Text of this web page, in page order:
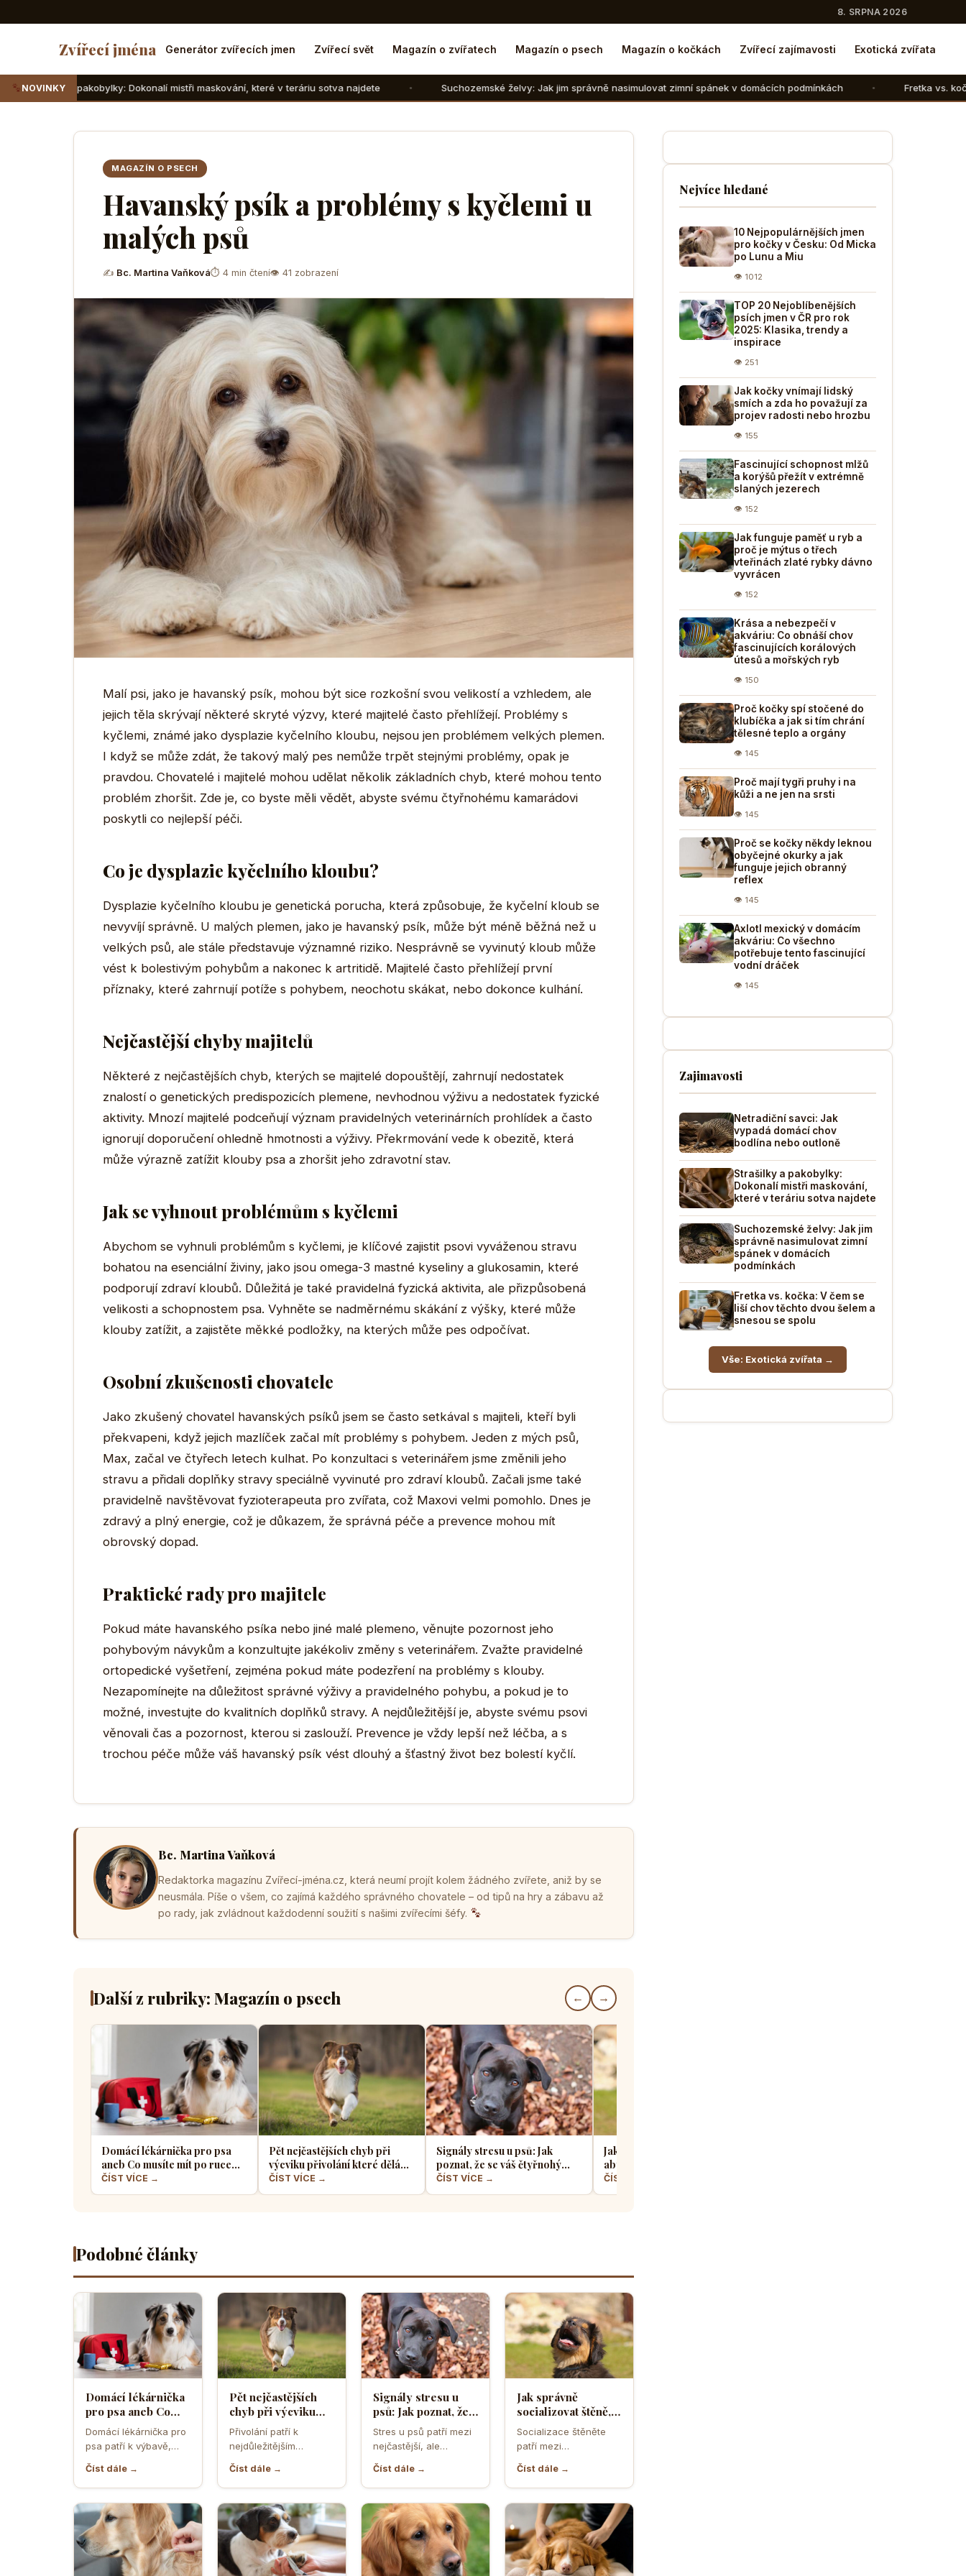
8. SRPNA 2026
Zvířecí jména Generátor zvířecích jmen Zvířecí svět Magazín o zvířatech Magazín o psech Magazín o kočkách Zvířecí zajímavosti Exotická zvířata
NOVINKY
Dokonalí mistři maskování, které v teráriu sotva najdete Suchozemské želvy: Jak jim správně nasimulovat zimní spánek v domácích podmínkách Fretka vs. kočka: V čem se liší
MAGAZÍN O PSECH
Havanský psík a problémy s kyčlemi u
malých psů
✍ Bc. Martina Vaňková⏱ 4 min čtení👁 41 zobrazení
Malí psi, jako je havanský psík, mohou být sice rozkošní svou velikostí a vzhledem, ale
jejich těla skrývají některé skryté výzvy, které majitelé často přehlížejí. Problémy s
kyčlemi, známé jako dysplazie kyčelního kloubu, nejsou jen problémem velkých plemen.
I když se může zdát, že takový malý pes nemůže trpět stejnými problémy, opak je
pravdou. Chovatelé i majitelé mohou udělat několik základních chyb, které mohou tento
problém zhoršit. Zde je, co byste měli vědět, abyste svému čtyřnohému kamarádovi
poskytli co nejlepší péči.
Co je dysplazie kyčelního kloubu?
Dysplazie kyčelního kloubu je genetická porucha, která způsobuje, že kyčelní kloub se
nevyvíjí správně. U malých plemen, jako je havanský psík, může být méně běžná než u
velkých psů, ale stále představuje významné riziko. Nesprávně se vyvinutý kloub může
vést k bolestivým pohybům a nakonec k artritidě. Majitelé často přehlížejí první
příznaky, které zahrnují potíže s pohybem, neochotu skákat, nebo dokonce kulhání.
Nejčastější chyby majitelů
Některé z nejčastějších chyb, kterých se majitelé dopouštějí, zahrnují nedostatek
znalostí o genetických predispozicích plemene, nevhodnou výživu a nedostatek fyzické
aktivity. Mnozí majitelé podceňují význam pravidelných veterinárních prohlídek a často
ignorují doporučení ohledně hmotnosti a výživy. Překrmování vede k obezitě, která
může výrazně zatížit klouby psa a zhoršit jeho zdravotní stav.
Jak se vyhnout problémům s kyčlemi
Abychom se vyhnuli problémům s kyčlemi, je klíčové zajistit psovi vyváženou stravu
bohatou na esenciální živiny, jako jsou omega-3 mastné kyseliny a glukosamin, které
podporují zdraví kloubů. Důležitá je také pravidelná fyzická aktivita, ale přizpůsobená
velikosti a schopnostem psa. Vyhněte se nadměrnému skákání z výšky, které může
klouby zatížit, a zajistěte měkké podložky, na kterých může pes odpočívat.
Osobní zkušenosti chovatele
Jako zkušený chovatel havanských psíků jsem se často setkával s majiteli, kteří byli
překvapeni, když jejich mazlíček začal mít problémy s pohybem. Jeden z mých psů,
Max, začal ve čtyřech letech kulhat. Po konzultaci s veterinářem jsme změnili jeho
stravu a přidali doplňky stravy speciálně vyvinuté pro zdraví kloubů. Začali jsme také
pravidelně navštěvovat fyzioterapeuta pro zvířata, což Maxovi velmi pomohlo. Dnes je
zdravý a plný energie, což je důkazem, že správná péče a prevence mohou mít
obrovský dopad.
Praktické rady pro majitele
Pokud máte havanského psíka nebo jiné malé plemeno, věnujte pozornost jeho
pohybovým návykům a konzultujte jakékoliv změny s veterinářem. Zvažte pravidelné
ortopedické vyšetření, zejména pokud máte podezření na problémy s klouby.
Nezapomínejte na důležitost správné výživy a pravidelného pohybu, a pokud je to
možné, investujte do kvalitních doplňků stravy. A nejdůležitější je, abyste svému psovi
věnovali čas a pozornost, kterou si zaslouží. Prevence je vždy lepší než léčba, a s
trochou péče může váš havanský psík vést dlouhý a šťastný život bez bolestí kyčlí.
Bc. Martina Vaňková
Redaktorka magazínu Zvířecí-jména.cz, která neumí projít kolem žádného zvířete, aniž by se
neusmála. Píše o všem, co zajímá každého správného chovatele – od tipů na hry a zábavu až
po rady, jak zvládnout každodenní soužití s našimi zvířecími šéfy.
Další z rubriky: Magazín o psech ← →
Domácí lékárnička pro psa
aneb Co musíte mít po ruce
pro případ nouze
ČÍST VÍCE →
Pět nejčastějších chyb při
výcviku přivolání které dělá
většina pejskařů
ČÍST VÍCE →
Signály stresu u psů: Jak
poznat, že se váš čtyřnohý
přítel necítí komfortně
ČÍST VÍCE →
Jak správně socializovat štěně,
aby z něj vyrostl sebevědomý
a klidný pes
ČÍST VÍCE →
Podobné články
Domácí lékárnička
pro psa aneb Co
musíte mít po ruce
pro případ nouze
Domácí lékárnička pro
psa patří k výbavě,
rozhodující chvíli
ušetřit čas,…
Číst dále →
Pět nejčastějších
chyb při výcviku
přivolání které dělá
většina pejskařů
Přivolání patří k
nejdůležitějším
protože rozhoduje o
bezpečí, pohodě i o
tom,…
Číst dále →
Signály stresu u
psů: Jak poznat, že
se váš čtyřnohý
přítel necítí
komfortně
Stres u psů patří mezi
nejčastější, ale
nejpodceňovanější
problémy každodenní
péče. Může se…
Číst dále →
Jak správně
socializovat štěně,
aby z něj vyrostl
sebevědomý a
klidný pes
Socializace štěněte
patří mezi
prvních měsíců života.
Právě v tomto období
se…
Číst dále →
Nejvíce hledané
10 Nejpopulárnějších jmen
pro kočky v Česku: Od Micka
po Lunu a Miu
👁 1012
TOP 20 Nejoblíbenějších
psích jmen v ČR pro rok
2025: Klasika, trendy a
inspirace
👁 251
Jak kočky vnímají lidský
smích a zda ho považují za
projev radosti nebo hrozbu
👁 155
Fascinující schopnost mlžů
a korýšů přežít v extrémně
slaných jezerech
👁 152
Jak funguje paměť u ryb a
proč je mýtus o třech
vteřinách zlaté rybky dávno
vyvrácen
👁 152
Krása a nebezpečí v
akváriu: Co obnáší chov
fascinujících korálových
útesů a mořských ryb
👁 150
Proč kočky spí stočené do
klubíčka a jak si tím chrání
tělesné teplo a orgány
👁 145
Proč mají tygři pruhy i na
kůži a ne jen na srsti
👁 145
Proč se kočky někdy leknou
obyčejné okurky a jak
funguje jejich obranný
reflex
👁 145
Axlotl mexický v domácím
akváriu: Co všechno
potřebuje tento fascinující
vodní dráček
👁 145
Zajimavosti
Netradiční savci: Jak
vypadá domácí chov
bodlína nebo outloně
Strašilky a pakobylky:
Dokonalí mistři maskování,
které v teráriu sotva najdete
Suchozemské želvy: Jak jim
správně nasimulovat zimní
spánek v domácích
podmínkách
Fretka vs. kočka: V čem se
liší chov těchto dvou šelem a
snesou se spolu
Vše: Exotická zvířata →